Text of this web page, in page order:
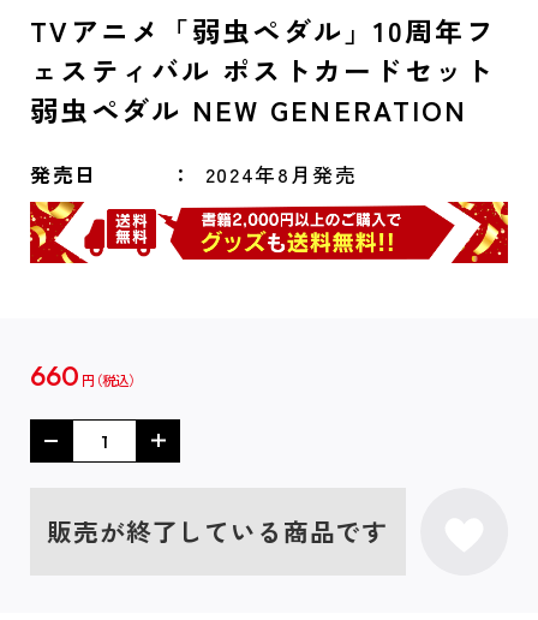
TVアニメ「弱虫ペダル」10周年フ
ェスティバル ポストカードセット
弱虫ペダル NEW GENERATION
発売日 2024年8月発売
660 円
販売が終了している商品です